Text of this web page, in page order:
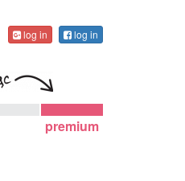
log in log in
premium